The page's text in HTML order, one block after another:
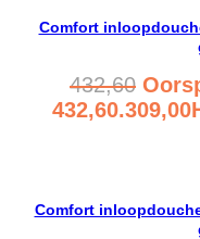
Comfort
432,60
432,60.309,00
Comfort